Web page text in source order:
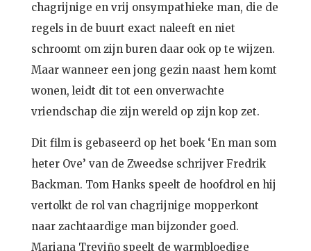
chagrijnige en vrij onsympathieke man, die de
regels in de buurt exact naleeft en niet
schroomt om zijn buren daar ook op te wijzen.
Maar wanneer een jong gezin naast hem komt
wonen, leidt dit tot een onverwachte
vriendschap die zijn wereld op zijn kop zet.
Dit film is gebaseerd op het boek ‘En man som
heter Ove’ van de Zweedse schrijver Fredrik
Backman. Tom Hanks speelt de hoofdrol en hij
vertolkt de rol van chagrijnige mopperkont
naar zachtaardige man bijzonder goed.
Mariana Treviño speelt de warmbloedige